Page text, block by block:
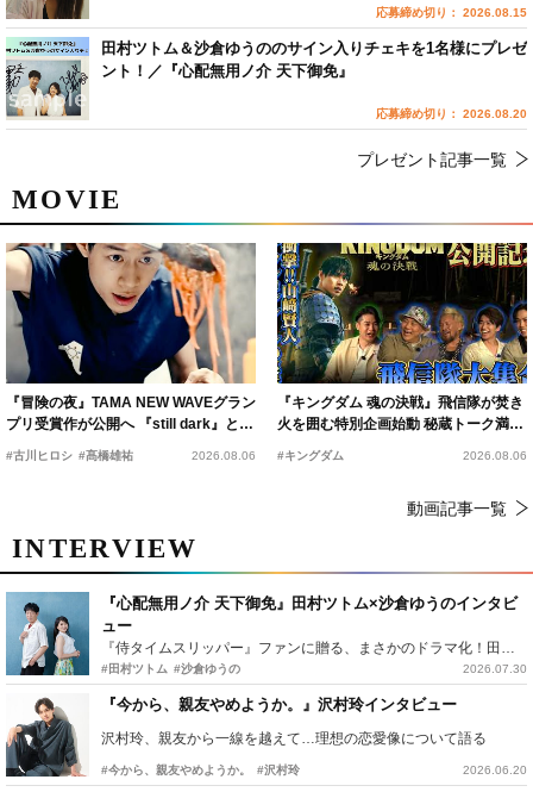
MOVIE
『冒険の夜』TAMA NEW WAVEグラン
プリ受賞作が公開へ 『still dark』と同
時上映決定
#古川ヒロシ #髙橋雄祐 2026.08.06
『キングダム 魂の決戦』飛信隊が焚き
火を囲む特別企画始動 秘蔵トーク満載
の“キングダムキャンプ”開催
#キングダム 2026.08.06
動画記事一覧
INTERVIEW
『心配無用ノ介 天下御免』田村ツトム×沙倉ゆうのインタビ
ュー
『侍タイムスリッパー』ファンに贈る、まさかのドラマ化！田村ツトム×沙倉ゆうのが語る『心配無用ノ介』撮影秘話
#田村ツトム #沙倉ゆうの 2026.07.30
『今から、親友やめようか。』沢村玲インタビュー
沢村玲、親友から一線を越えて…理想の恋愛像について語る
#今から、親友やめようか。 #沢村玲 2026.06.20
応募締め切り： 2026.08.15
田村ツトム＆沙倉ゆうののサイン入りチェキを1名様にプレゼ
ント！／『心配無用ノ介 天下御免』
応募締め切り： 2026.08.20
プレゼント記事一覧